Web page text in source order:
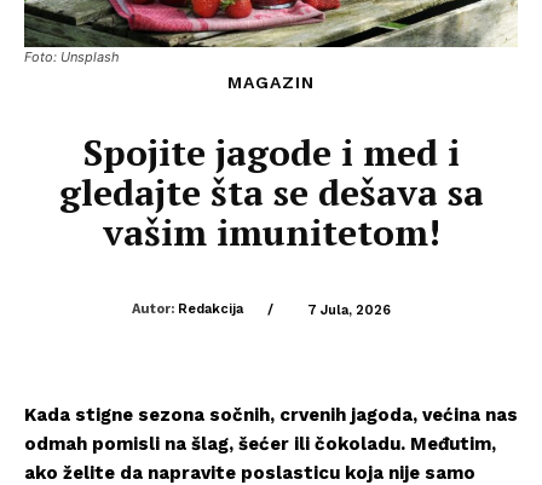
Foto: Unsplash
MAGAZIN
Spojite jagode i med i
gledajte šta se dešava sa
vašim imunitetom!
Autor: Redakcija / 7 Jula, 2026
Kada stigne sezona sočnih, crvenih jagoda, većina nas
odmah pomisli na šlag, šećer ili čokoladu. Međutim,
ako želite da napravite poslasticu koja nije samo